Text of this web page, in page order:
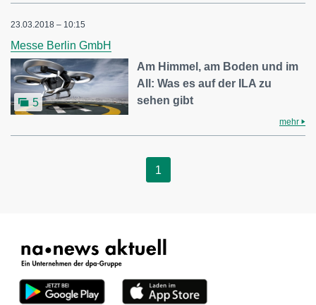
23.03.2018 – 10:15
Messe Berlin GmbH
5
Am Himmel, am Boden und im
All: Was es auf der ILA zu
sehen gibt
mehr
1